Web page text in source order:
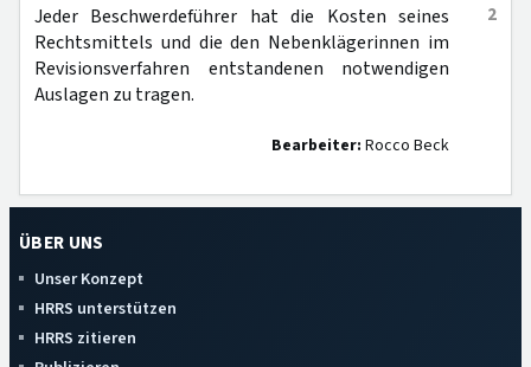
2
Jeder Beschwerdeführer hat die Kosten seines
Rechtsmittels und die den Nebenklägerinnen im
Revisionsverfahren entstandenen notwendigen
Auslagen zu tragen.
Bearbeiter: Rocco Beck
ÜBER UNS
Unser Konzept
HRRS unterstützen
HRRS zitieren